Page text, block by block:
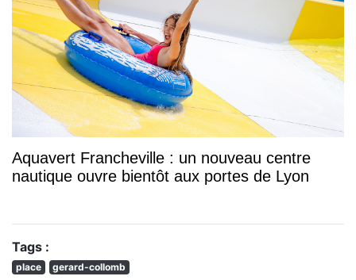
Aquavert Francheville : un nouveau centre
nautique ouvre bientôt aux portes de Lyon
Tags :
place gerard-collomb